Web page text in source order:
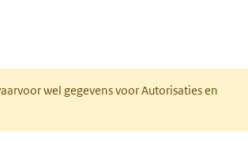
wel gegevens voor Autorisaties en